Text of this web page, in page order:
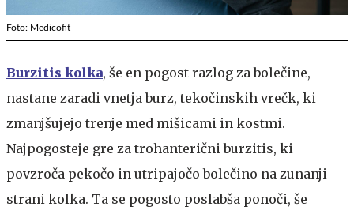
Foto: Medicofit
Burzitis kolka, še en pogost razlog za bolečine,
nastane zaradi vnetja burz, tekočinskih vrečk, ki
zmanjšujejo trenje med mišicami in kostmi.
Najpogosteje gre za trohanterični burzitis, ki
povzroča pekočo in utripajočo bolečino na zunanji
strani kolka. Ta se pogosto poslabša ponoči, še